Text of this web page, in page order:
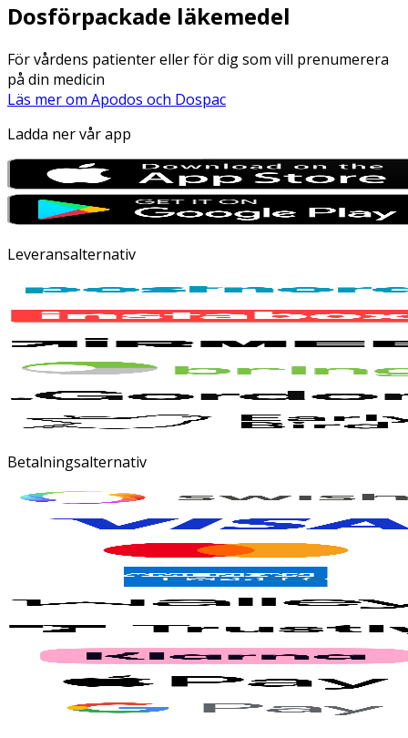
Dosförpackade läkemedel
För vårdens patienter eller för dig som vill prenumerera
på din medicin
Läs mer om Apodos och Dospac
Ladda ner vår app
Leveransalternativ
Betalningsalternativ